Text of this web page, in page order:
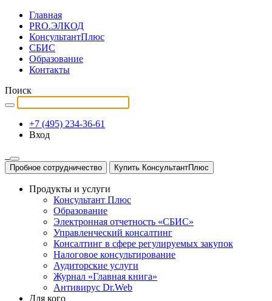
Главная
PRO.ЭЛКОД
КонсультантПлюс
СБИС
Образование
Контакты
Поиск
+7 (495) 234-36-61
Вход
Пробное сотрудничество Купить КонсультантПлюс
Продукты и услуги
Консультант Плюс
Образование
Электронная отчетность «СБИС»
Управленческий консалтинг
Консалтинг в сфере регулируемых закупок
Налоговое консультирование
Аудиторские услуги
Журнал «Главная книга»
Антивирус Dr.Web
Для кого